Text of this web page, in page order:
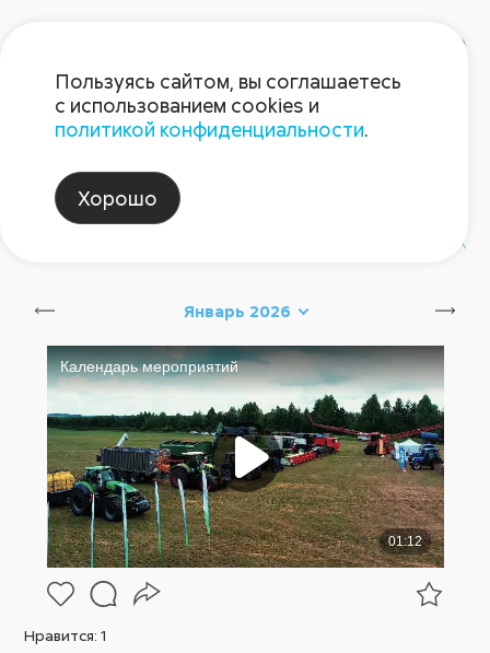
Блог Августа
Январь 2026
Нравится:1
Пользуясь сайтом, вы соглашаетесь
с использованием cookies и
политикой конфиденциальности.
Хорошо